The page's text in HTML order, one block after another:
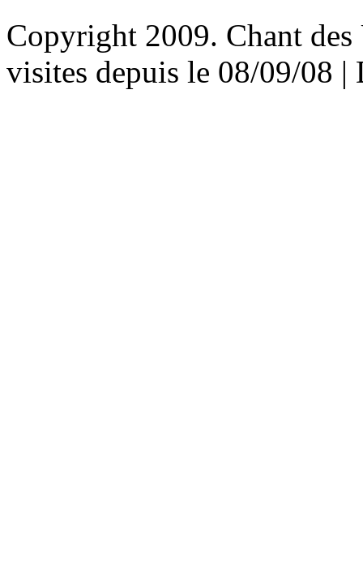
Copyright 2009. Chant des
visites depuis le 08/09/08